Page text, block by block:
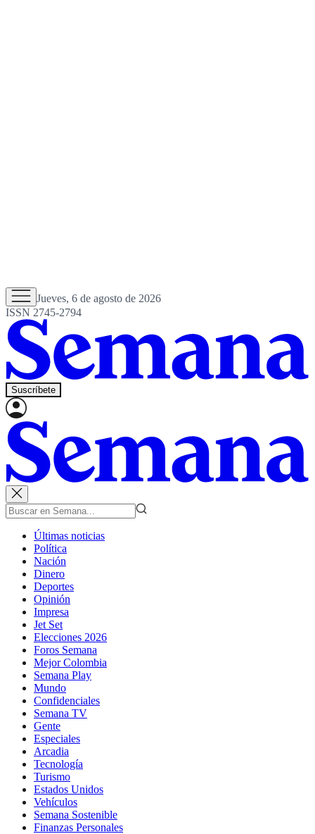
Jueves, 6 de agosto de 2026
ISSN 2745-2794
Suscríbete
Últimas noticias
Política
Nación
Dinero
Deportes
Opinión
Impresa
Jet Set
Elecciones 2026
Foros Semana
Mejor Colombia
Semana Play
Mundo
Confidenciales
Semana TV
Gente
Especiales
Arcadia
Tecnología
Turismo
Estados Unidos
Vehículos
Semana Sostenible
Finanzas Personales